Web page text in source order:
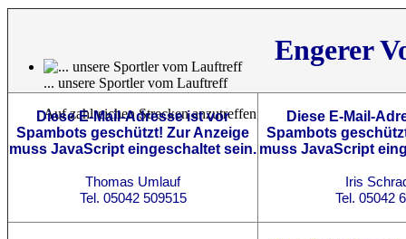
... unsere Sportler vom Lauftreff
Auf zahlreichen Strecken anzutreffen
Engerer
Diese E-Mail-Adresse ist vor
Spambots geschützt! Zur Anzeige
muss JavaScript eingeschaltet sein.
Thomas Umlauf
Tel. 05042 509515
Diese E-Mail-
Spambots
muss JavaScript
Iris
Tel. 05042